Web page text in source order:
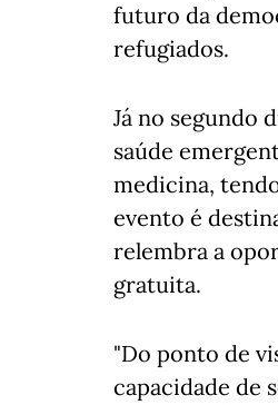
futuro da
refugiados.
Já no segundo
saúde
medicina,
evento é
relembra a
gratuita.
"Do ponto de
capacidade de